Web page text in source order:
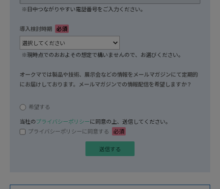
※日中つながりやすい電話番号をご入力ください。
導入検討時期 必須
※現時点でのおおよその想定で構いませんので、お選びください。
オークマでは製品や技術、展示会などの情報をメールマガジンにて定期的
にお届けしております。メールマガジンでの情報配信を希望しますか？
希望する
当社のプライバシーポリシーに同意の上、送信してください。
プライバシーポリシーに同意する
必須